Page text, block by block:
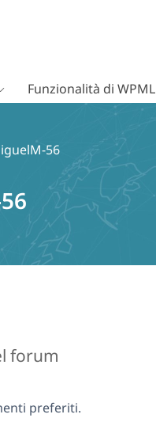
Funzionalità di WPML
56
forum
preferiti.